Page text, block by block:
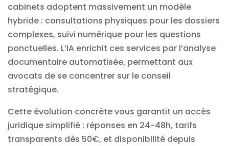
cabinets adoptent massivement un modèle
hybride : consultations physiques pour les dossiers
complexes, suivi numérique pour les questions
ponctuelles. L’IA enrichit ces services par l’analyse
documentaire automatisée, permettant aux
avocats de se concentrer sur le conseil
stratégique.
Cette évolution concrète vous garantit un accès
juridique simplifié : réponses en 24-48h, tarifs
transparents dès 50€, et disponibilité depuis